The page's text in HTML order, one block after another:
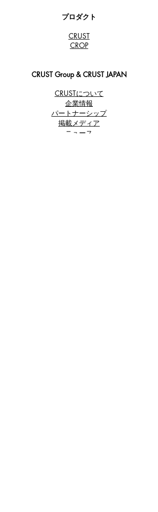
プロダクト
CRUST
​CROP
CRUST Group & CRUST JAPAN
CRUSTについて
企業情報
パートナーシップ
​掲載メディア
ニュース